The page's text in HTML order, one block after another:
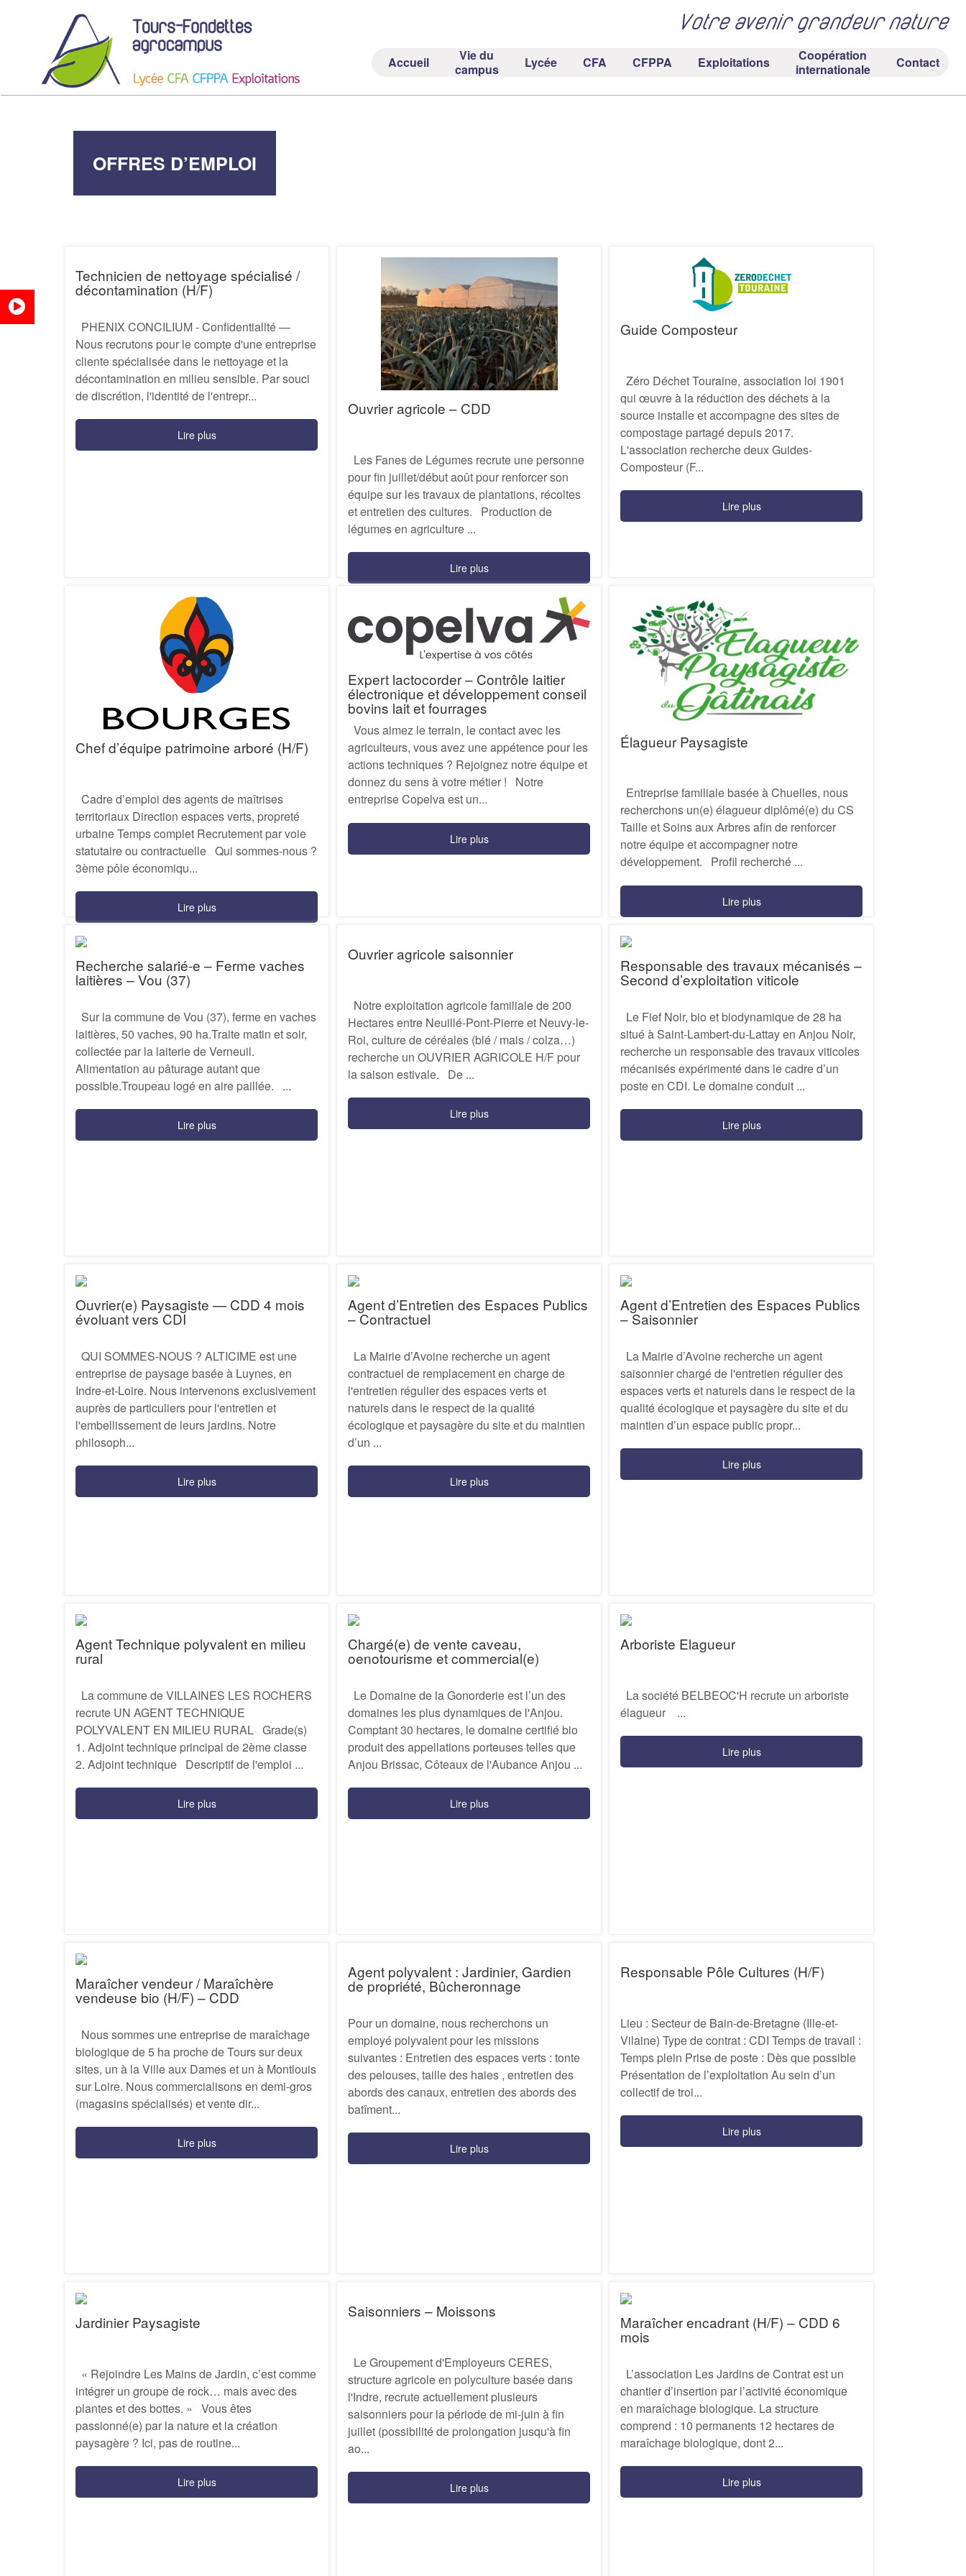
Votre avenir grandeur nature
Accueil
Vie du
campus
Lycée CFA CFPPA Exploitations
Coopération
internationale
Contact
OFFRES D’EMPLOI
Technicien de nettoyage spécialisé /
décontamination (H/F)
PHENIX CONCILIUM - Confidentialité —
Nous recrutons pour le compte d'une entreprise
cliente spécialisée dans le nettoyage et la
décontamination en milieu sensible. Par souci
de discrétion, l'identité de l'entrepr...
Lire plus
Ouvrier agricole – CDD
Les Fanes de Légumes recrute une personne
pour fin juillet/début août pour renforcer son
équipe sur les travaux de plantations, récoltes
et entretien des cultures. Production de
légumes en agriculture ...
Lire plus
Guide Composteur
Zéro Déchet Touraine, association loi 1901
qui œuvre à la réduction des déchets à la
source installe et accompagne des sites de
compostage partagé depuis 2017.
L'association recherche deux Guides-
Composteur (F...
Lire plus
Chef d’équipe patrimoine arboré (H/F)
Cadre d’emploi des agents de maîtrises
territoriaux Direction espaces verts, propreté
urbaine Temps complet Recrutement par voie
statutaire ou contractuelle Qui sommes-nous ?
3ème pôle économiqu...
Lire plus
Expert lactocorder – Contrôle laitier
électronique et développement conseil
bovins lait et fourrages
Vous aimez le terrain, le contact avec les
agriculteurs, vous avez une appétence pour les
actions techniques ? Rejoignez notre équipe et
donnez du sens à votre métier ! Notre
entreprise Copelva est un...
Lire plus
Élagueur Paysagiste
Entreprise familiale basée à Chuelles, nous
recherchons un(e) élagueur diplômé(e) du CS
Taille et Soins aux Arbres afin de renforcer
notre équipe et accompagner notre
développement. Profil recherché ...
Lire plus
Recherche salarié-e – Ferme vaches
laitières – Vou (37)
Sur la commune de Vou (37), ferme en vaches
laitières, 50 vaches, 90 ha.Traite matin et soir,
collectée par la laiterie de Verneuil.
Alimentation au pâturage autant que
possible.Troupeau logé en aire paillée. ...
Lire plus
Ouvrier agricole saisonnier
Notre exploitation agricole familiale de 200
Hectares entre Neuillé-Pont-Pierre et Neuvy-le-
Roi, culture de céréales (blé / mais / colza…)
recherche un OUVRIER AGRICOLE H/F pour
la saison estivale. De ...
Lire plus
Responsable des travaux mécanisés –
Second d’exploitation viticole
Le Fief Noir, bio et biodynamique de 28 ha
situé à Saint-Lambert-du-Lattay en Anjou Noir,
recherche un responsable des travaux viticoles
mécanisés expérimenté dans le cadre d’un
poste en CDI. Le domaine conduit ...
Lire plus
Ouvrier(e) Paysagiste — CDD 4 mois
évoluant vers CDI
QUI SOMMES-NOUS ? ALTICIME est une
entreprise de paysage basée à Luynes, en
Indre-et-Loire. Nous intervenons exclusivement
auprès de particuliers pour l'entretien et
l'embellissement de leurs jardins. Notre
philosoph...
Lire plus
Agent d’Entretien des Espaces Publics
– Contractuel
La Mairie d’Avoine recherche un agent
contractuel de remplacement en charge de
l'entretien régulier des espaces verts et
naturels dans le respect de la qualité
écologique et paysagère du site et du maintien
d’un ...
Lire plus
Agent d’Entretien des Espaces Publics
– Saisonnier
La Mairie d’Avoine recherche un agent
saisonnier chargé de l'entretien régulier des
espaces verts et naturels dans le respect de la
qualité écologique et paysagère du site et du
maintien d’un espace public propr...
Lire plus
Agent Technique polyvalent en milieu
rural
La commune de VILLAINES LES ROCHERS
recrute UN AGENT TECHNIQUE
POLYVALENT EN MILIEU RURAL Grade(s)
1. Adjoint technique principal de 2ème classe
2. Adjoint technique Descriptif de l'emploi ...
Lire plus
Chargé(e) de vente caveau,
oenotourisme et commercial(e)
Le Domaine de la Gonorderie est l’un des
domaines les plus dynamiques de l'Anjou.
Comptant 30 hectares, le domaine certifié bio
produit des appellations porteuses telles que
Anjou Brissac, Côteaux de l'Aubance Anjou ...
Lire plus
Arboriste Elagueur
La société BELBEOC'H recrute un arboriste
élagueur ...
Lire plus
Maraîcher vendeur / Maraîchère
vendeuse bio (H/F) – CDD
Nous sommes une entreprise de maraîchage
biologique de 5 ha proche de Tours sur deux
sites, un à la Ville aux Dames et un à Montlouis
sur Loire. Nous commercialisons en demi-gros
(magasins spécialisés) et vente dir...
Lire plus
Agent polyvalent : Jardinier, Gardien
de propriété, Bûcheronnage
Pour un domaine, nous recherchons un
employé polyvalent pour les missions
suivantes : Entretien des espaces verts : tonte
des pelouses, taille des haies , entretien des
abords des canaux, entretien des abords des
batîment...
Lire plus
Responsable Pôle Cultures (H/F)
Lieu : Secteur de Bain-de-Bretagne (Ille-et-
Vilaine) Type de contrat : CDI Temps de travail :
Temps plein Prise de poste : Dès que possible
Présentation de l’exploitation Au sein d’un
collectif de troi...
Lire plus
Jardinier Paysagiste
« Rejoindre Les Mains de Jardin, c’est comme
intégrer un groupe de rock… mais avec des
plantes et des bottes. » Vous êtes
passionné(e) par la nature et la création
paysagère ? Ici, pas de routine...
Lire plus
Saisonniers – Moissons
Le Groupement d'Employeurs CERES,
structure agricole en polyculture basée dans
l'Indre, recrute actuellement plusieurs
saisonniers pour la période de mi-juin à fin
juillet (possibilité de prolongation jusqu'à fin
ao...
Lire plus
Maraîcher encadrant (H/F) – CDD 6
mois
L’association Les Jardins de Contrat est un
chantier d’insertion par l’activité économique
en maraîchage biologique. La structure
comprend : 10 permanents 12 hectares de
maraîchage biologique, dont 2...
Lire plus